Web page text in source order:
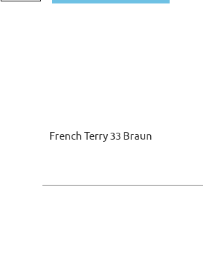
French Terry 33 Braun